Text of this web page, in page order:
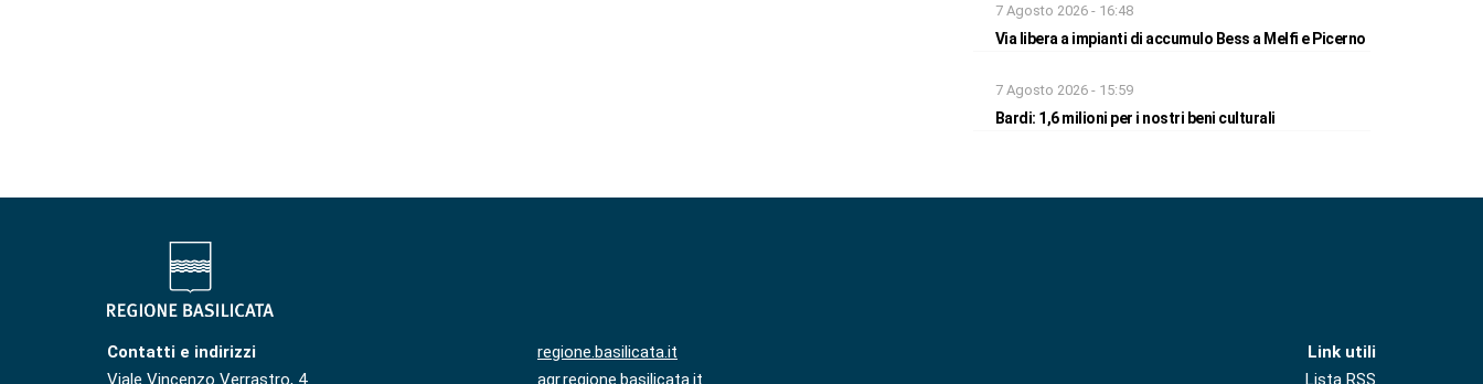
7 Agosto 2026 - 16:48
Via libera a impianti di accumulo Bess a Melfi e Picerno
7 Agosto 2026 - 15:59
Bardi: 1,6 milioni per i nostri beni culturali
Contatti e indirizzi
Viale Vincenzo Verrastro, 4
regione.basilicata.it
agr.regione.basilicata.it
Link utili
Lista RSS